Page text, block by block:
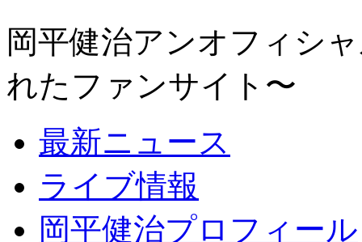
岡平健治アンオフィシ
れたファンサイト〜
最新ニュース
ライブ情報
岡平健治プロフィール